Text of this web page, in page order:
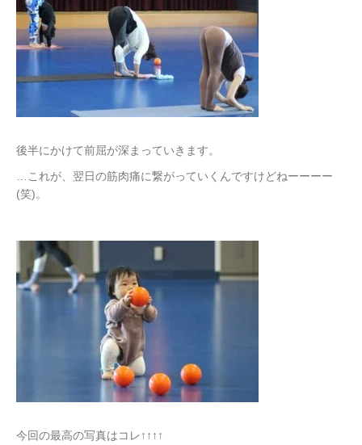
後半にかけて前屈が深まっていきます。
…これが、翌日の筋肉痛に繋がっていくんですけどねーーーー
(笑)。
今回の最高の写真はコレ↑↑↑↑